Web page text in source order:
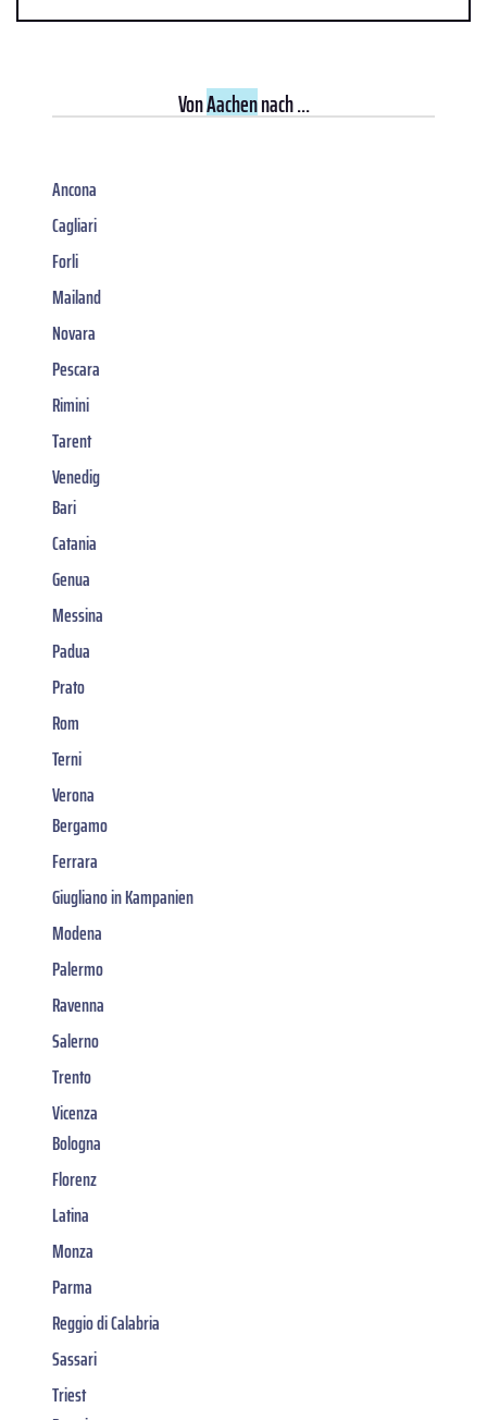
VonAachennach ...
Ancona
Cagliari
Forli
Mailand
Novara
Pescara
Rimini
Tarent
Venedig
Bari
Catania
Genua
Messina
Padua
Prato
Rom
Terni
Verona
Bergamo
Ferrara
Giugliano in Kampanien
Modena
Palermo
Ravenna
Salerno
Trento
Vicenza
Bologna
Florenz
Latina
Monza
Parma
Reggio di Calabria
Sassari
Triest